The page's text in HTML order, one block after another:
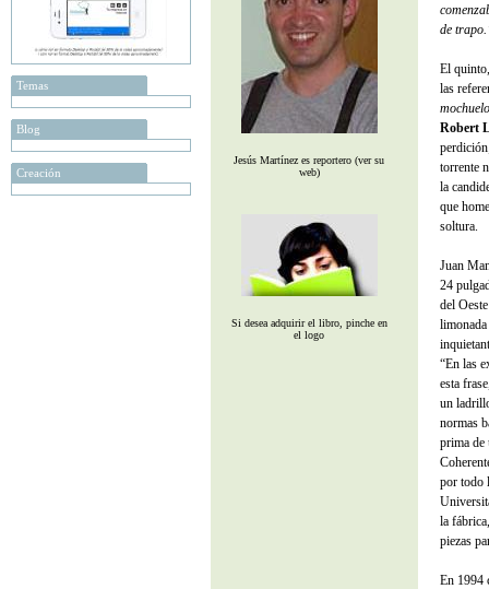
Temas
Blog
Creación
Jesús Martínez es reportero (ver su
web)
Si desea adquirir el libro, pinche en
el logo
de
El
las
Robert
torrente
la
que
soltura.
Juan
24
del
“En las
esta
un
normas
prima de
por todo
la
piezas
En 1994